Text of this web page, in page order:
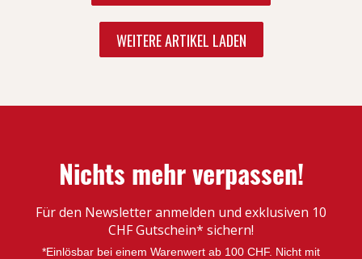
WEITERE ARTIKEL LADEN
Nichts mehr verpassen!
Für den Newsletter anmelden und exklusiven 10
CHF Gutschein* sichern!
*Einlösbar bei einem Warenwert ab 100 CHF. Nicht mit